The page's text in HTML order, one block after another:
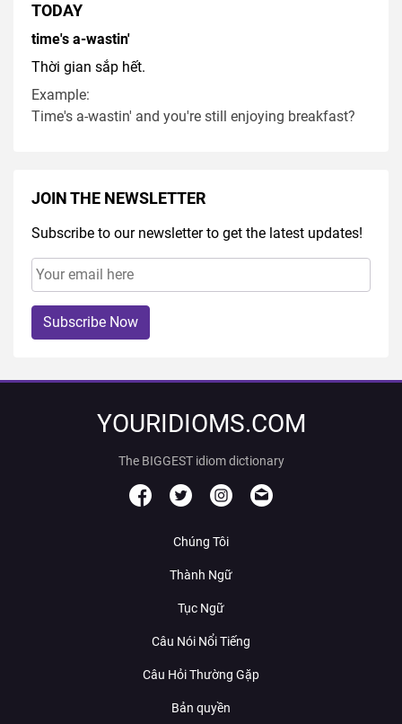
TODAY
time's a-wastin'
Thời gian sắp hết.
Example:
Time's a-wastin' and you're still enjoying breakfast?
JOIN THE NEWSLETTER
Subscribe to our newsletter to get the latest updates!
Subscribe Now
YOURIDIOMS.COM
The BIGGEST idiom dictionary
Chúng Tôi
Thành Ngữ
Tục Ngữ
Câu Nói Nổi Tiếng
Câu Hỏi Thường Gặp
Bản quyền